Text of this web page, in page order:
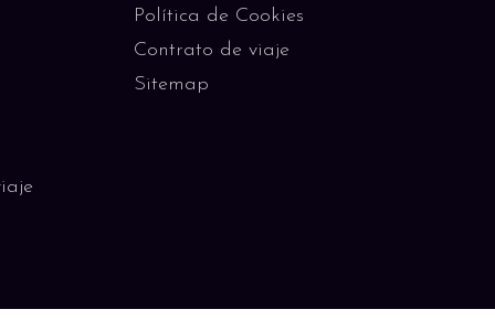
Política de Cookies
Contrato de viaje
Sitemap